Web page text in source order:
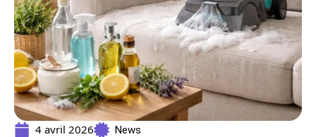
4 avril 2026 News